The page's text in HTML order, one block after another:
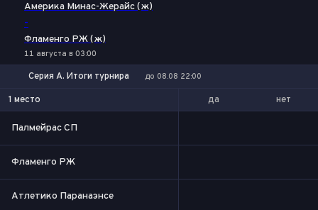
Америка Минас-Жерайс (ж)
-
Фламенго РЖ (ж)
11 августа в 03:00
Серия А. Итоги турнира до 08.08 22:00
1 место да нет
Палмейрас СП
Фламенго РЖ
Атлетико Паранаэнсе